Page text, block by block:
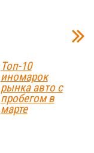
Топ-10
иномарок
рынка авто с
пробегом в
марте